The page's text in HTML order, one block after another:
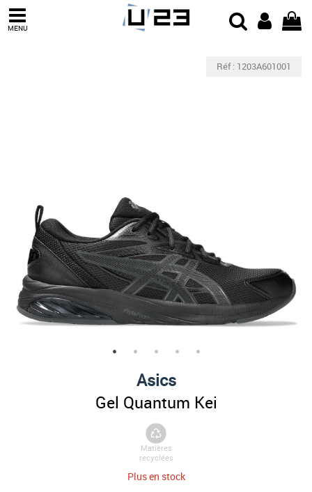
MENU
Réf : 1203A601001
Asics
Gel Quantum Kei
Matières
recyclées
Plus en stock